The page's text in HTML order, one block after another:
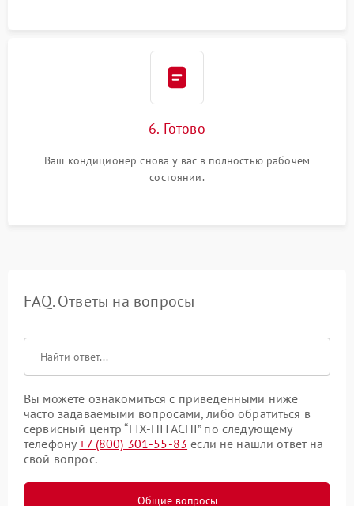
6. Готово
Ваш кондиционер снова у вас в полностью рабочем
состоянии.
FAQ. Ответы на вопросы
Вы можете ознакомиться с приведенными ниже
часто задаваемыми вопросами, либо обратиться в
сервисный центр “FIX-HITACHI” по следующему
телефону+7 (800) 301-55-83 если не нашли ответ на
свой вопрос.
Общие вопросы